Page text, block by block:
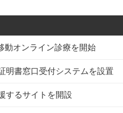
動オンライン診療を開始
明書窓口受付システムを設置
するサイトを開設